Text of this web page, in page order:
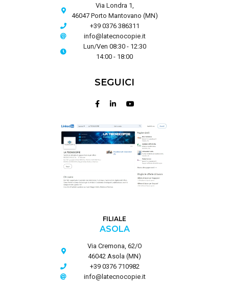
Via Londra 1,
46047 Porto Mantovano (MN)
+39 0376 386311
info@latecnocopie.it
Lun/Ven 08:30 - 12:30
14:00 - 18:00
SEGUICI
FILIALE
ASOLA
Via Cremona, 62/O
46042 Asola (MN)
+39 0376 710982
info@latecnocopie.it